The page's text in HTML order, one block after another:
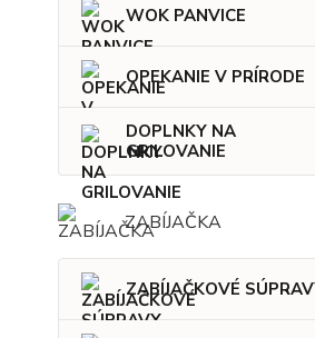
WOK PANVICE
OPEKANIE V PRÍRODE
DOPLNKY NA
GRILOVANIE
ZABÍJAČKA
ZABÍJAČKOVÉ